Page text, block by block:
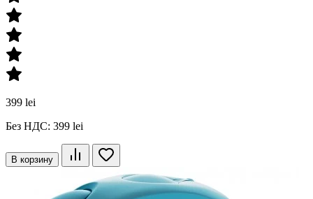
399 lei
Без НДС: 399 lei
В корзину